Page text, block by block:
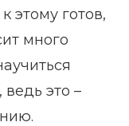
этому готов,
много
это –